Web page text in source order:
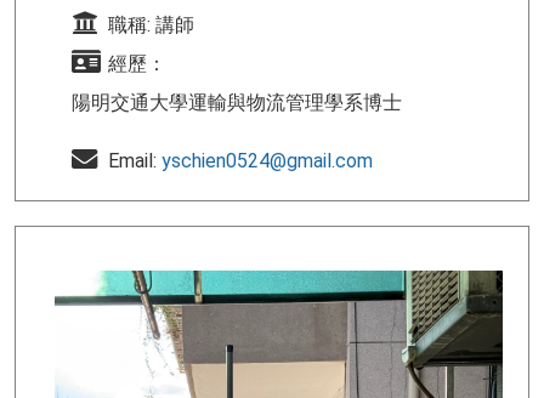
職稱: 講師
經歷：
陽明交通大學運輸與物流管理學系博士
Email: yschien0524@gmail.com